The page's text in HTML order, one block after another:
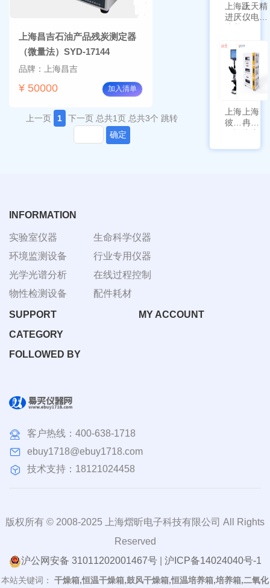
上海昌吉石油产品残炭测定器
（微量法）SYD-17144
品牌：上海昌吉
¥ 50000 加入清单
上一页 1 下一页 总共1页 总共3个 跳转
确定
上海跃
进厌氧
培养箱
III-T
上天精
仪电子
带审计
追踪功
能
上海
彼爱
姆视
上海
冉绘
大容
INFORMATION
实验室仪器
环境监测设备
光学光谱分析
物性检测设备
生命科学仪器
行业专用仪器
在线过程控制
配件耗材
SUPPORT
MY ACCOUNT
CATEGORY
FOLLOWED BY
客户热线： 400-638-1718
ebuy1718@ebuy1718.com
技术支持：18121024458
版权所有 © 2008-2025 上海熠昕电子科技有限公司 All Rights
Reserved
沪公网安备 31011202001467号| 沪ICP备14024040号-1
本站关键词： 干燥箱,恒温干燥箱,鼓风干燥箱,恒温培养箱,培养箱,二氧化